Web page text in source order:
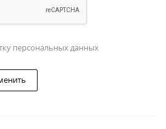
персональных данных